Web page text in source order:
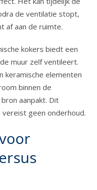
de ventilatie stopt,
af aan de ruimte.
kokers biedt een
muur zelf ventileert.
keramische elementen
binnen de
aanpakt. Dit
geen onderhoud.